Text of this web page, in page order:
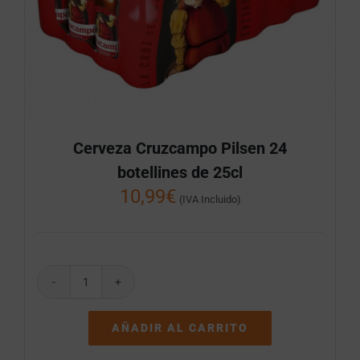
Cerveza Cruzcampo Pilsen 24
botellines de 25cl
10,99€ (IVA Incluido)
Cerveza
PilsenAÑADIR AL CARRITO